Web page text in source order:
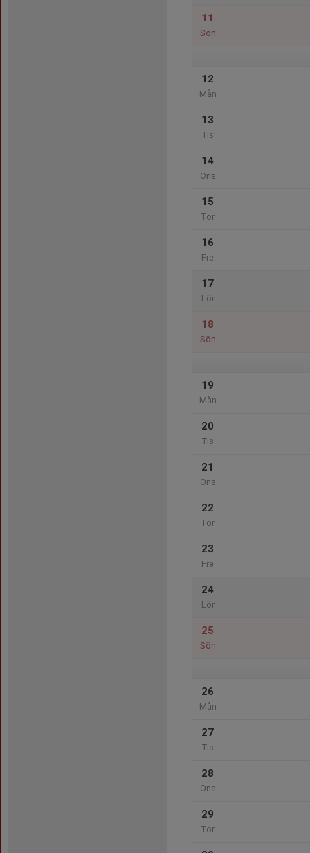
11
Sön
12
Mån
13
Tis
14
Ons
15
Tor
16
Fre
17
Lör
18
Sön
19
Mån
20
Tis
21
Ons
22
Tor
23
Fre
24
Lör
25
Sön
26
Mån
27
Tis
28
Ons
29
Tor